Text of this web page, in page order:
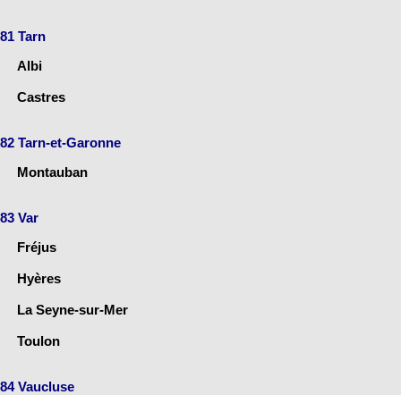
81 Tarn
Albi
Castres
82 Tarn-et-Garonne
Montauban
83 Var
Fréjus
Hyères
La Seyne-sur-Mer
Toulon
84 Vaucluse